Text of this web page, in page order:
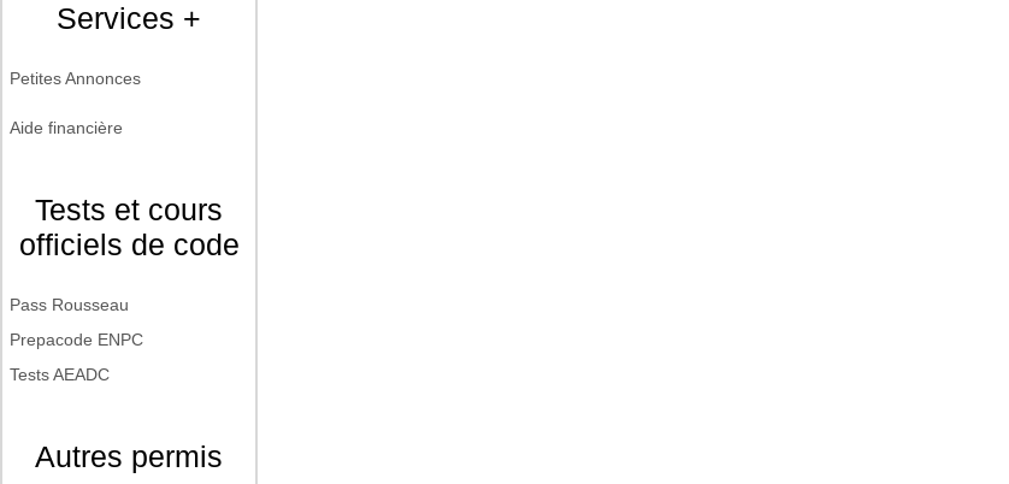
Services +
Petites Annonces
Aide financière
Tests et cours
officiels de code
Pass Rousseau
Prepacode ENPC
Tests AEADC
Autres permis